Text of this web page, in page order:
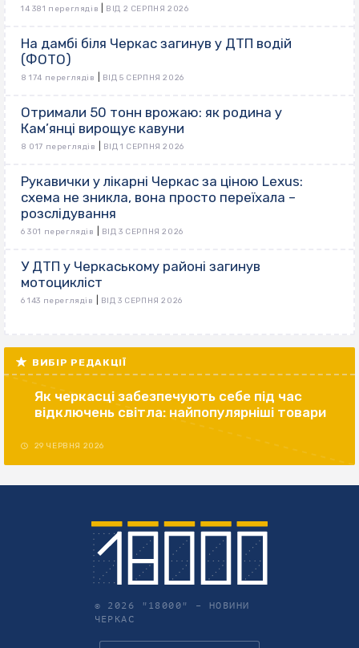
14 381 переглядів ВІД 2 СЕРПНЯ 2026
На дамбі біля Черкас загинув у ДТП водій
(ФОТО)
8 174 переглядів ВІД 5 СЕРПНЯ 2026
Отримали 50 тонн врожаю: як родина у
Кам’янці вирощує кавуни
8 017 переглядів ВІД 1 СЕРПНЯ 2026
Рукавички у лікарні Черкас за ціною Lexus:
схема не зникла, вона просто переїхала –
розслідування
6 301 переглядів ВІД 3 СЕРПНЯ 2026
У ДТП у Черкаському районі загинув
мотоцикліст
6 143 переглядів ВІД 3 СЕРПНЯ 2026
ВИБІР РЕДАКЦІЇ
Як черкасці забезпечують себе під час
відключень світла: найпопулярніші товари
29 ЧЕРВНЯ 2026
© 2026 "18000" – НОВИНИ
ЧЕРКАС